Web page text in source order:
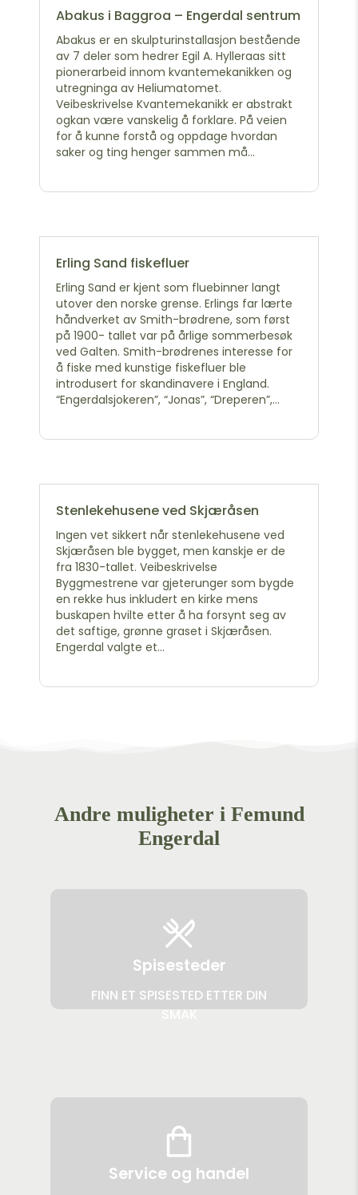
Abakus i Baggroa – Engerdal sentrum
Abakus er en skulpturinstallasjon bestående
av 7 deler som hedrer Egil A. Hylleraas sitt
pionerarbeid innom kvantemekanikken og
utregninga av Heliumatomet.
Veibeskrivelse Kvantemekanikk er abstrakt
ogkan være vanskelig å forklare. På veien
for å kunne forstå og oppdage hvordan
saker og ting henger sammen må...
Erling Sand fiskefluer
Erling Sand er kjent som fluebinner langt
utover den norske grense. Erlings far lærte
håndverket av Smith-brødrene, som først
på 1900- tallet var på årlige sommerbesøk
ved Galten. Smith-brødrenes interesse for
å fiske med kunstige fiskefluer ble
introdusert for skandinavere i England.
“Engerdalsjokeren”, “Jonas”, “Dreperen”,...
Stenlekehusene ved Skjæråsen
Ingen vet sikkert når stenlekehusene ved
Skjæråsen ble bygget, men kanskje er de
fra 1830-tallet. Veibeskrivelse
Byggmestrene var gjeterunger som bygde
en rekke hus inkludert en kirke mens
buskapen hvilte etter å ha forsynt seg av
det saftige, grønne graset i Skjæråsen.
Engerdal valgte et...
Andre muligheter i Femund
Engerdal
Spisesteder
FINN ET SPISESTED ETTER DIN
SMAK
Service og handel